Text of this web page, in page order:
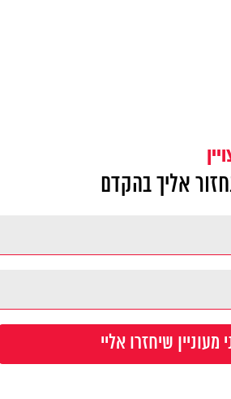
אליך בהקדם